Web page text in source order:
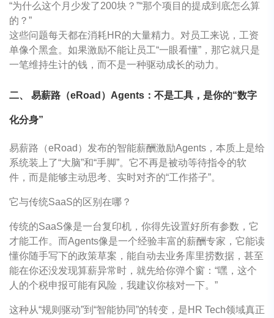
“为什么这个月少发了200块？”“那个项目的提成到底怎么算
的？”
这些问题每天都在消耗HR的大量精力。对员工来说，工资
单像个黑盒。如果激励不能让员工“一眼看懂”，那它就只是
一笔维持生计的钱，而不是一种驱动成长的动力。
二、 易薪路（eRoad）Agents：不是工具，是你的“数字
化分身”
易薪路（eRoad）发布的智能薪酬激励Agents，本质上是给
系统装上了“大脑”和“手脚”。它不再是被动等待指令的软
件，而是能够主动思考、实时对齐的“工作搭子”。
它与传统SaaS的区别在哪？
传统的SaaS像是一台复印机，你得先设置好所有参数，它
才能工作。而Agents像是一个经验丰富的薪酬专家，它能读
懂你随手写下的政策草案，能自动去业务库里捞数据，甚至
能在你还没发现算薪异常时，就先给你弹个窗：“嘿，这个
人的个税申报可能有风险，我建议你核对一下。”
这种从“规则驱动”到“智能协同”的转变，是HR Tech领域真正